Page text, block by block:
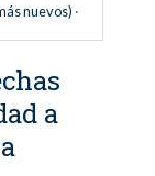
nuevos) ·
a